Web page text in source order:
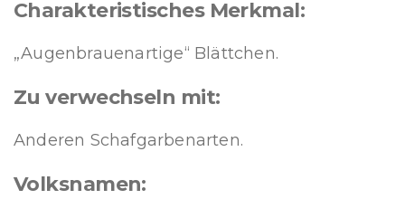
Charakteristisches Merkmal:
„Augenbrauenartige“ Blättchen.
Zu verwechseln mit:
Anderen Schafgarbenarten.
Volksnamen: